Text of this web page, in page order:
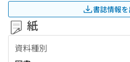
書誌情報を
紙
資料種別